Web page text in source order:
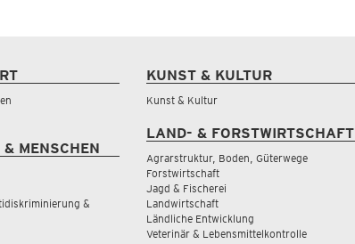
MENSCHEN
&
KUNST & KULTUR
Kunst & Kultur
LAND- & FORSTWIRTSCHAFT
Agrarstruktur, Boden, Güterwege
Forstwirtschaft
Jagd & Fischerei
Landwirtschaft
Ländliche Entwicklung
Veterinär & Lebensmittelkontrolle